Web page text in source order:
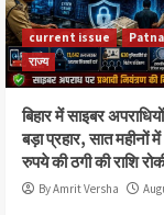
current issue Patna
राज्य
बिहार में साइबर
बड़ा प्रहार, सात महीनों
रुपये की ठगी की राशि
By Amrit Versha